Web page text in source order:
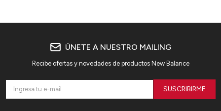
ÚNETE A NUESTRO MAILING
Recibe ofertas y novedades de productos New Balance
SUSCRIBIRME